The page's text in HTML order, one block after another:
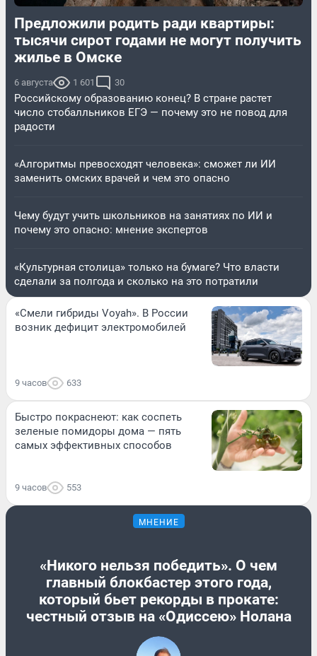
Предложили родить ради квартиры:
тысячи сирот годами не могут получить
жилье в Омске
6 августа 1 601 30
Российскому образованию конец? В стране растет
число стобалльников ЕГЭ — почему это не повод для
радости
«Алгоритмы превосходят человека»: сможет ли ИИ
заменить омских врачей и чем это опасно
Чему будут учить школьников на занятиях по ИИ и
почему это опасно: мнение экспертов
«Культурная столица» только на бумаге? Что власти
сделали за полгода и сколько на это потратили
«Смели гибриды Voyah». В России
возник дефицит электромобилей
9 часов 633
Быстро покраснеют: как соспеть
зеленые помидоры дома — пять
самых эффективных способов
9 часов 553
МНЕНИЕ
«Никого нельзя победить». О чем
главный блокбастер этого года,
который бьет рекорды в прокате:
честный отзыв на «Одиссею» Нолана